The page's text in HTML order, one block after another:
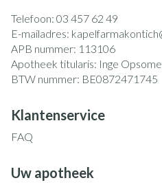
Telefoon: 03 457 62 49
E-mailadres:
APB nummer: 113106
Apotheek titularis: Inge
BTW nummer: BE0872471745
Klantenservice
FAQ
Uw apotheek